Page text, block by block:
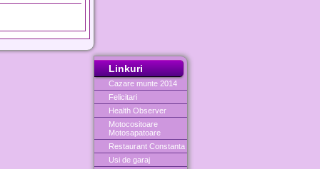
Linkuri
Cazare munte 2014
Felicitari
Health Observer
Motocositoare
Motosapatoare
Restaurant Constanta
Usi de garaj